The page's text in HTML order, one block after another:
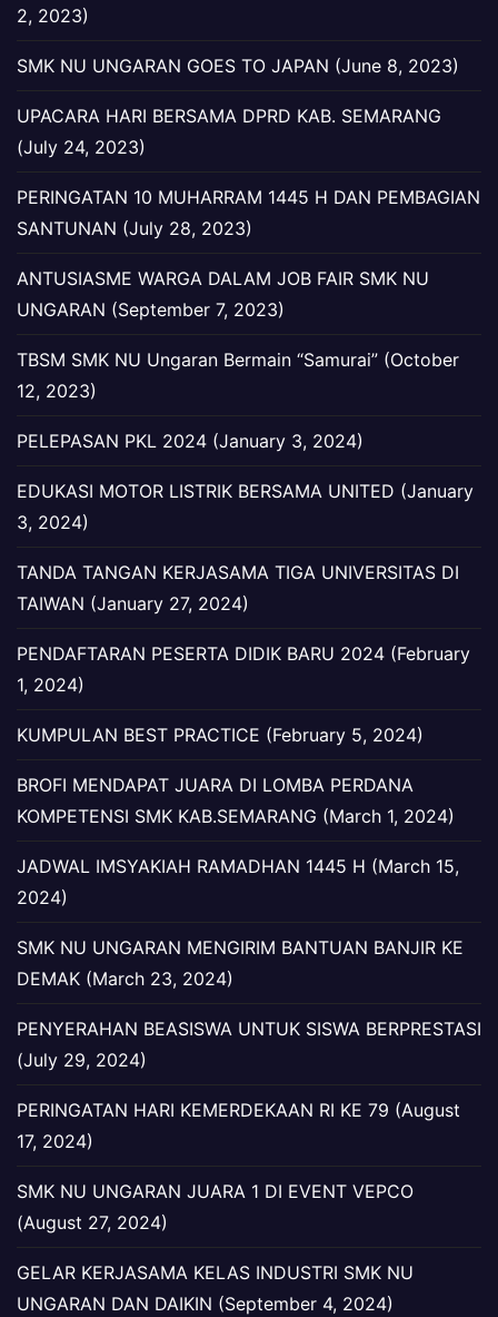
2, 2023)
SMK NU UNGARAN GOES TO JAPAN (June 8, 2023)
UPACARA HARI BERSAMA DPRD KAB. SEMARANG
(July 24, 2023)
PERINGATAN 10 MUHARRAM 1445 H DAN PEMBAGIAN
SANTUNAN (July 28, 2023)
ANTUSIASME WARGA DALAM JOB FAIR SMK NU
UNGARAN (September 7, 2023)
TBSM SMK NU Ungaran Bermain “Samurai” (October
12, 2023)
PELEPASAN PKL 2024 (January 3, 2024)
EDUKASI MOTOR LISTRIK BERSAMA UNITED (January
3, 2024)
TANDA TANGAN KERJASAMA TIGA UNIVERSITAS DI
TAIWAN (January 27, 2024)
PENDAFTARAN PESERTA DIDIK BARU 2024 (February
1, 2024)
KUMPULAN BEST PRACTICE (February 5, 2024)
BROFI MENDAPAT JUARA DI LOMBA PERDANA
KOMPETENSI SMK KAB.SEMARANG (March 1, 2024)
JADWAL IMSYAKIAH RAMADHAN 1445 H (March 15,
2024)
SMK NU UNGARAN MENGIRIM BANTUAN BANJIR KE
DEMAK (March 23, 2024)
PENYERAHAN BEASISWA UNTUK SISWA BERPRESTASI
(July 29, 2024)
PERINGATAN HARI KEMERDEKAAN RI KE 79 (August
17, 2024)
SMK NU UNGARAN JUARA 1 DI EVENT VEPCO
(August 27, 2024)
GELAR KERJASAMA KELAS INDUSTRI SMK NU
UNGARAN DAN DAIKIN (September 4, 2024)